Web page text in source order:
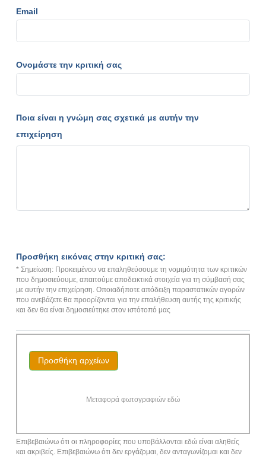
Email
Ονομάστε την κριτική σας
Ποια είναι η γνώμη σας σχετικά με αυτήν την
επιχείρηση
Προσθήκη εικόνας στην κριτική σας:
* Σημείωση: Προκειμένου να επαληθεύσουμε τη νομιμότητα των κριτικών
που δημοσιεύουμε, απαιτούμε αποδεικτικά στοιχεία για τη σύμβασή σας
με αυτήν την επιχείρηση. Οποιαδήποτε απόδειξη παραστατικών αγορών
που ανεβάζετε θα προορίζονται για την επαλήθευση αυτής της κριτικής
και δεν θα είναι δημοσιεύτηκε στον ιστότοπό μας
Προσθήκη αρχείων
Μεταφορά φωτογραφιών εδώ
Επιβεβαιώνω ότι οι πληροφορίες που υποβάλλονται εδώ είναι αληθείς
και ακριβείς. Επιβεβαιώνω ότι δεν εργάζομαι, δεν ανταγωνίζομαι και δεν